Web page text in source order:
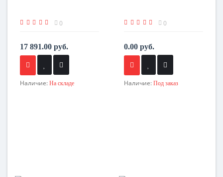
0
17 891.00 руб.
Наличие: На складе
0
0.00 руб.
Наличие: Под заказ